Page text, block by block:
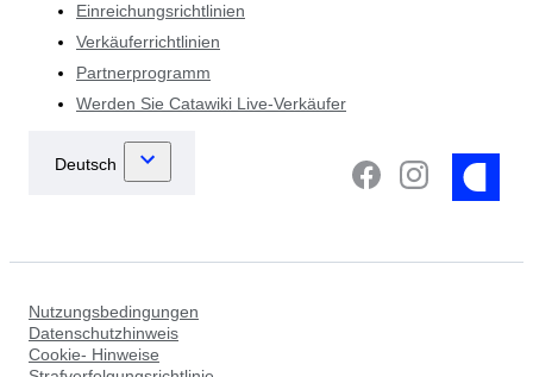
Einreichungsrichtlinien
Verkäuferrichtlinien
Partnerprogramm
Werden Sie Catawiki Live-Verkäufer
Nutzungsbedingungen
Datenschutzhinweis
Cookie- Hinweise